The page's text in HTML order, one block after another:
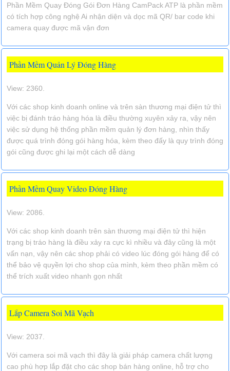
Phần Mềm Quay Đóng Gói Đơn Hàng CamPack ATP là phần mềm
có tích hợp công nghệ Ai nhận diện và dọc mã QR/ bar code khi
camera quay được mã vận đơn
Phần Mềm Quản Lý Đóng Hàng
View: 2360.
Với các shop kinh doanh online và trên sàn thương mại điện tử thì
việc bị đánh tráo hàng hóa là điều thường xuyên xảy ra, vậy nên
việc sử dụng hệ thống phần mềm quản lý đơn hàng, nhìn thấy
được quá trình đóng gói hàng hóa, kèm theo đấy là quy trình đóng
gói cũng được ghi lại một cách dễ dàng
Phần Mềm Quay Video Đóng Hàng
View: 2086.
Với các shop kinh doanh trên sàn thương mại điện tử thì hiện
trạng bị tráo hàng là điều xảy ra cực kì nhiều và đây cũng là một
vấn nạn, vậy nên các shop phải có video lúc đóng gói hàng để có
thể bảo vệ quyền lợi cho shop của mình, kèm theo phần mềm có
thể trích xuất video nhanh gọn nhất
Lắp Camera Soi Mã Vạch
View: 2037.
Với camera soi mã vạch thì đây là giải pháp camera chất lượng
cao phù hợp lắp đặt cho các shop bán hàng online, hỗ trợ cho